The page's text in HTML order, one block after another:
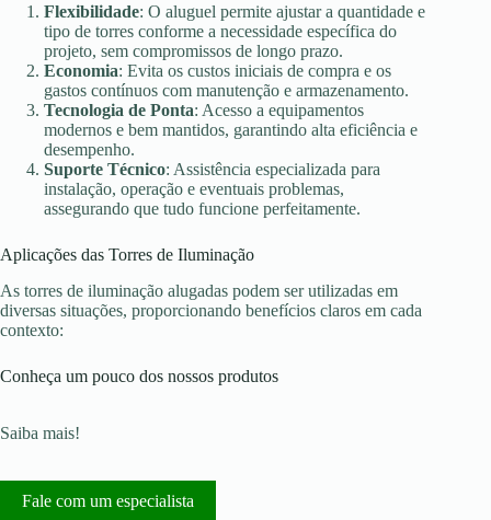
Flexibilidade: O aluguel permite ajustar a quantidade e
tipo de torres conforme a necessidade específica do
projeto, sem compromissos de longo prazo.
Economia: Evita os custos iniciais de compra e os
gastos contínuos com manutenção e armazenamento.
Tecnologia de Ponta: Acesso a equipamentos
modernos e bem mantidos, garantindo alta eficiência e
desempenho.
Suporte Técnico: Assistência especializada para
instalação, operação e eventuais problemas,
assegurando que tudo funcione perfeitamente.
Aplicações das Torres de Iluminação
As torres de iluminação alugadas podem ser utilizadas em
diversas situações, proporcionando benefícios claros em cada
contexto:
Conheça um pouco dos nossos produtos
Saiba mais!
Fale com um especialista